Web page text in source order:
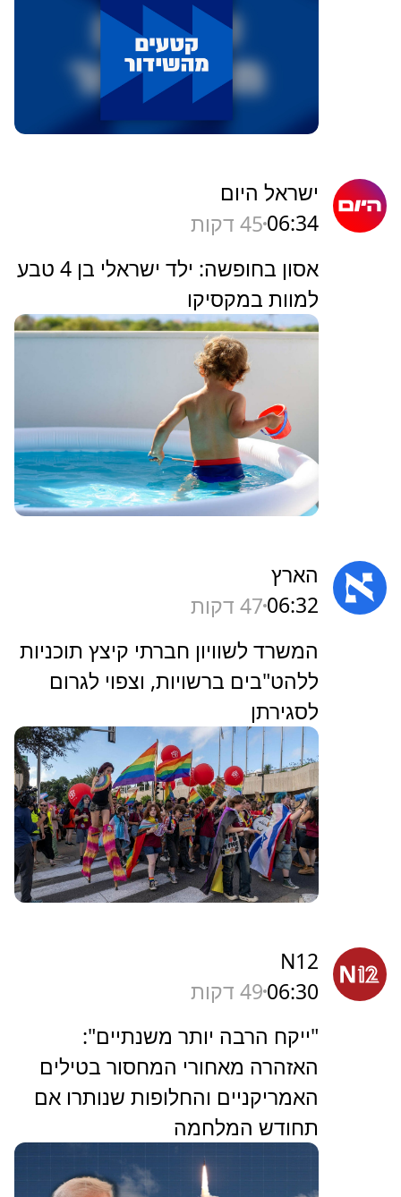
ישראל היום
06:3445 דקות
אסון בחופשה: ילד ישראלי בן 4 טבע
למוות במקסיקו
הארץ
06:3247 דקות
‏המשרד לשוויון חברתי קיצץ תוכניות
ללהט"בים ברשויות, וצפוי לגרום
לסגירתן
N12
06:3049 דקות
"ייקח הרבה יותר משנתיים":
האזהרה מאחורי המחסור בטילים
האמריקניים והחלופות שנותרו אם
תחודש המלחמה